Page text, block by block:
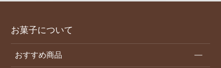
お菓子について
おすすめ商品